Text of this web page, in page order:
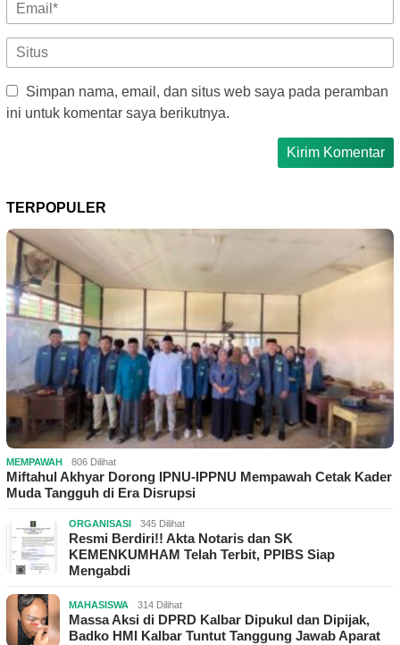
Simpan nama, email, dan situs web saya pada peramban
ini untuk komentar saya berikutnya.
TERPOPULER
MEMPAWAH 806 Dilihat
Miftahul Akhyar Dorong IPNU-IPPNU Mempawah Cetak Kader
Muda Tangguh di Era Disrupsi
ORGANISASI 345 Dilihat
Resmi Berdiri!! Akta Notaris dan SK
KEMENKUMHAM Telah Terbit, PPIBS Siap
Mengabdi
MAHASISWA 314 Dilihat
Massa Aksi di DPRD Kalbar Dipukul dan Dipijak,
Badko HMI Kalbar Tuntut Tanggung Jawab Aparat